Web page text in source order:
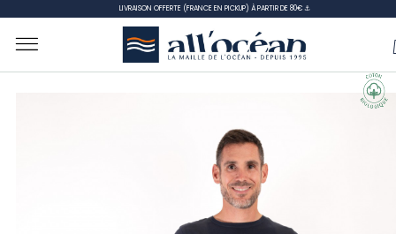
LIVRAISON OFFERTE (FRANCE EN PICKUP) À PARTIR DE 80€ ⚓